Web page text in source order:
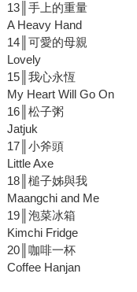
13║手上的重量
A Heavy Hand
14║可愛的母親
Lovely
15║我心永恆
My Heart Will Go On
16║松子粥
Jatjuk
17║小斧頭
Little Axe
18║槌子姊與我
Maangchi and Me
19║泡菜冰箱
Kimchi Fridge
20║咖啡一杯
Coffee Hanjan